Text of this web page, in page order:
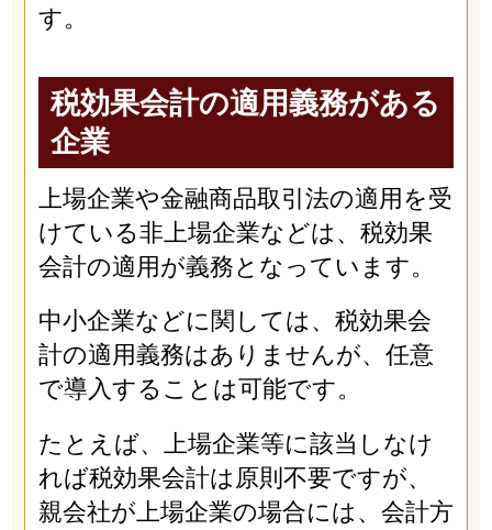
す。
税効果会計の適用義務がある
企業
上場企業や金融商品取引法の適用を受
けている非上場企業などは、税効果
会計の適用が義務となっています。
中小企業などに関しては、税効果会
計の適用義務はありませんが、任意
で導入することは可能です。
たとえば、上場企業等に該当しなけ
れば税効果会計は原則不要ですが、
親会社が上場企業の場合には、会計方